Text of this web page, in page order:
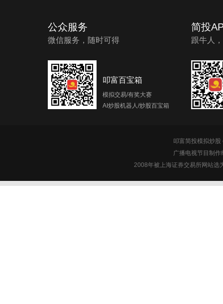
公众服务
微信服务，随时可得
叩富百宝箱
模拟交易/有奖大赛
AI炒股机器人/炒股百宝箱
简投
跟牛人
叩富简投模拟炒
广播电视节目制
2008年被上海证券交易所网站选